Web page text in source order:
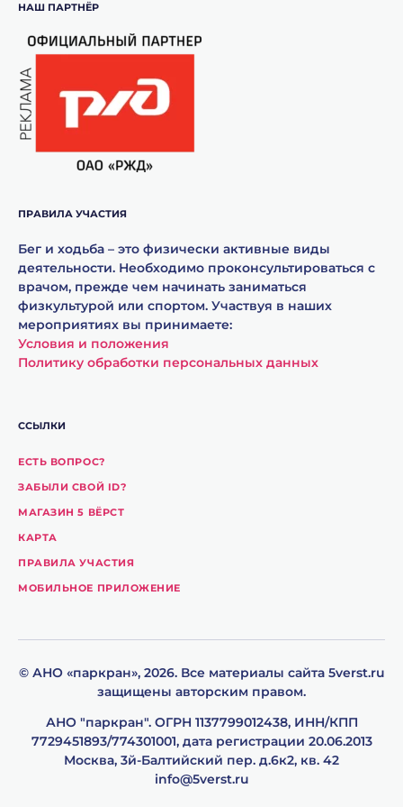
НАШ ПАРТНЁР
ССЫЛКИ
ЕСТЬ ВОПРОС?
ЗАБЫЛИ СВОЙ ID?
МАГАЗИН 5 ВЁРСТ
КАРТА
ПРАВИЛА УЧАСТИЯ
МОБИЛЬНОЕ ПРИЛОЖЕНИЕ
ПРАВИЛА УЧАСТИЯ
Бег и ходьба – это физически активные виды
деятельности. Необходимо проконсультироваться с
врачом, прежде чем начинать заниматься
физкультурой или спортом. Участвуя в наших
мероприятиях вы принимаете:
Условия и положения
Политику обработки персональных данных
© АНО «паpкpан», 2026. Все материалы сайта 5verst.ru
защищены авторским правом.
АНО "паркpан". ОГРН 1137799012438, ИНН/КПП
7729451893/774301001, дата регистрации 20.06.2013
Москва, 3й-Балтийский пер. д.6к2, кв. 42
info@5verst.ru